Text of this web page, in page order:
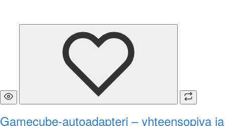
Gamecube-autoadapteri – yhteensopiva ja